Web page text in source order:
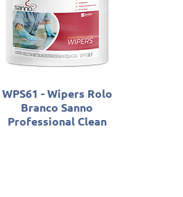
WPS61 - Wipers Rolo
Branco Sanno
Professional Clean